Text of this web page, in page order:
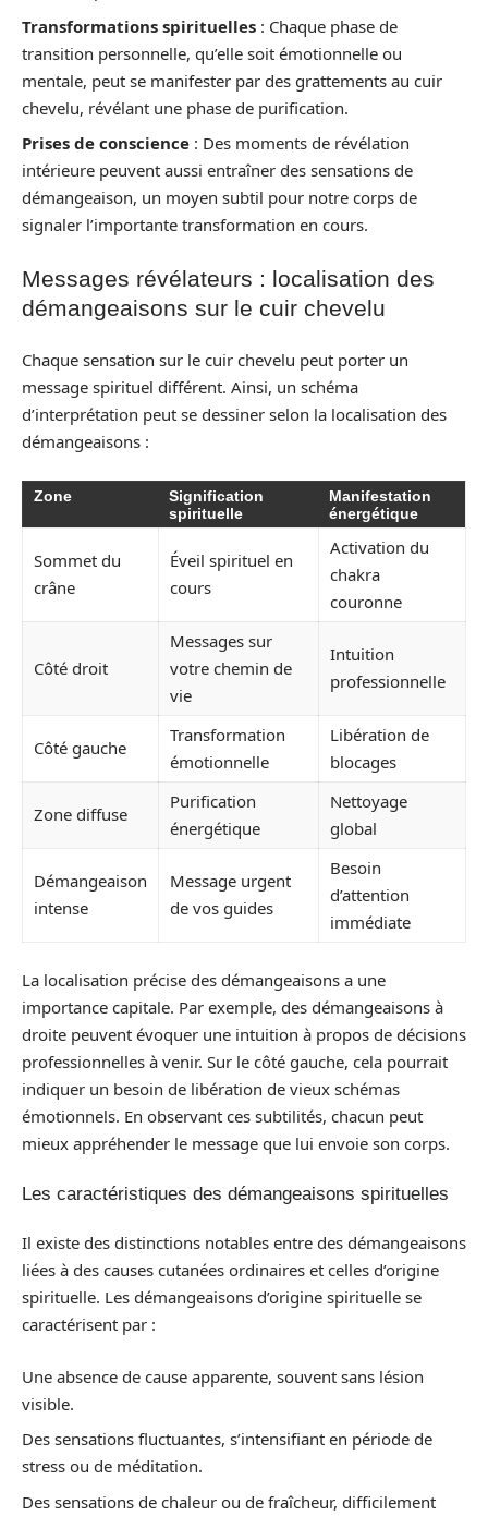
Transformations spirituelles : Chaque phase de
transition personnelle, qu’elle soit émotionnelle ou
mentale, peut se manifester par des grattements au cuir
chevelu, révélant une phase de purification.
Prises de conscience : Des moments de révélation
intérieure peuvent aussi entraîner des sensations de
démangeaison, un moyen subtil pour notre corps de
signaler l’importante transformation en cours.
Messages révélateurs : localisation des
démangeaisons sur le cuir chevelu
Chaque sensation sur le cuir chevelu peut porter un
message spirituel différent. Ainsi, un schéma
d’interprétation peut se dessiner selon la localisation des
démangeaisons :
Zone
Signification
spirituelle
Manifestation
énergétique
Sommet du
crâne
Éveil spirituel en
cours
Activation du
chakra
couronne
Côté droit
Messages sur
votre chemin de
vie
Intuition
professionnelle
Côté gauche
Transformation
émotionnelle
Libération de
blocages
Zone diffuse
Purification
énergétique
Nettoyage
global
Démangeaison
intense
Message urgent
de vos guides
Besoin
d’attention
immédiate
La localisation précise des démangeaisons a une
importance capitale. Par exemple, des démangeaisons à
droite peuvent évoquer une intuition à propos de décisions
professionnelles à venir. Sur le côté gauche, cela pourrait
indiquer un besoin de libération de vieux schémas
émotionnels. En observant ces subtilités, chacun peut
mieux appréhender le message que lui envoie son corps.
Les caractéristiques des démangeaisons spirituelles
Il existe des distinctions notables entre des démangeaisons
liées à des causes cutanées ordinaires et celles d’origine
spirituelle. Les démangeaisons d’origine spirituelle se
caractérisent par :
Une absence de cause apparente, souvent sans lésion
visible.
Des sensations fluctuantes, s’intensifiant en période de
stress ou de méditation.
Des sensations de chaleur ou de fraîcheur, difficilement